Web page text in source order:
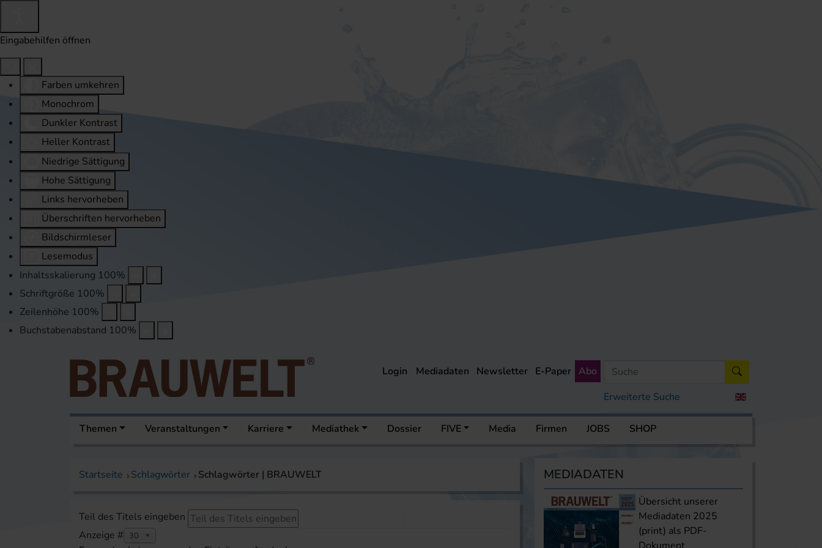
Eingabehilfen öffnen
Farben umkehren
Monochrom
Dunkler Kontrast
Heller Kontrast
Niedrige Sättigung
Hohe Sättigung
Links hervorheben
Überschriften hervorheben
Bildschirmleser
Lesemodus
Inhaltsskalierung 100%
Schriftgröße 100%
Zeilenhöhe 100%
Buchstabenabstand 100%
Erweiterte Suche
Login Mediadaten Newsletter E-Paper Abo
Themen Veranstaltungen Karriere Mediathek Dossier FIVE Media Firmen JOBS SHOP
Startseite Schlagwörter Schlagwörter | BRAUWELT
Teil des Titels eingeben
Anzeige #
30
MEDIADATEN
Übersicht unserer
Mediadaten 2025
(print) als PDF-